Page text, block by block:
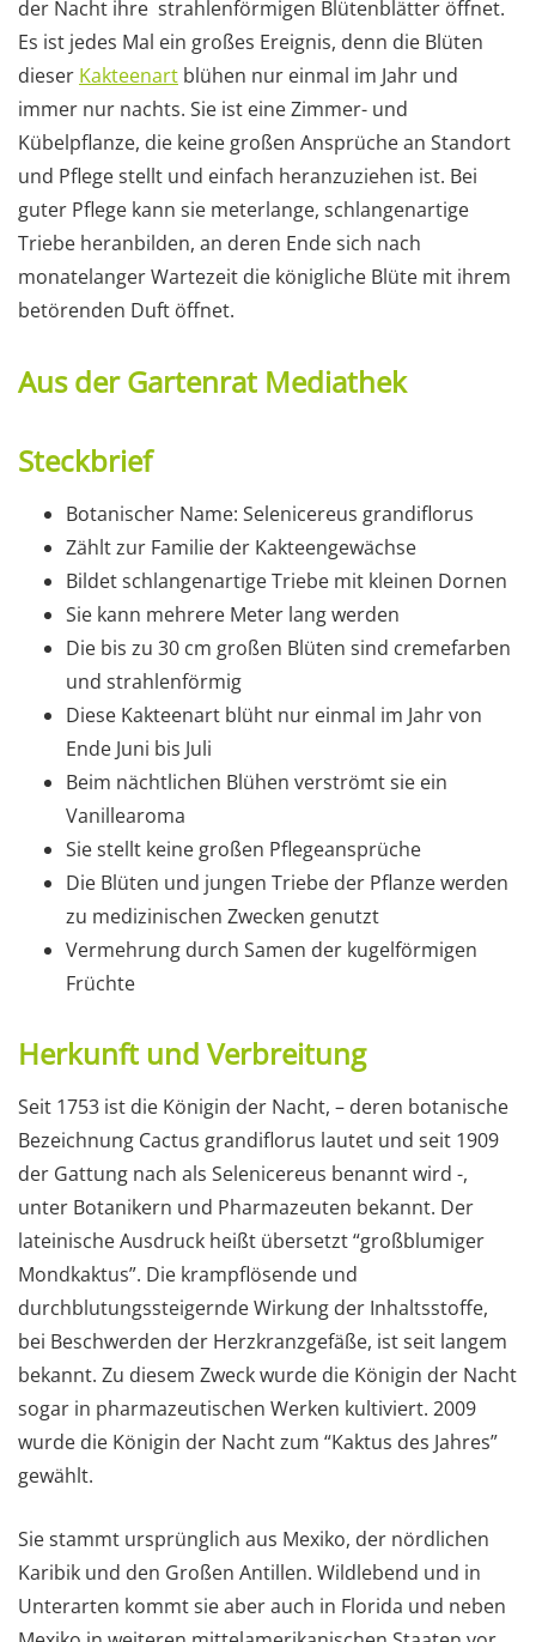
der Nacht ihre strahlenförmigen Blütenblätter öffnet.
Es ist jedes Mal ein großes Ereignis, denn die Blüten
dieser Kakteenart blühen nur einmal im Jahr und
immer nur nachts. Sie ist eine Zimmer- und
Kübelpflanze, die keine großen Ansprüche an Standort
und Pflege stellt und einfach heranzuziehen ist. Bei
guter Pflege kann sie meterlange, schlangenartige
Triebe heranbilden, an deren Ende sich nach
monatelanger Wartezeit die königliche Blüte mit ihrem
betörenden Duft öffnet.
Aus der Gartenrat Mediathek
Steckbrief
Botanischer Name: Selenicereus grandiflorus
Zählt zur Familie der Kakteengewächse
Bildet schlangenartige Triebe mit kleinen Dornen
Sie kann mehrere Meter lang werden
Die bis zu 30 cm großen Blüten sind cremefarben
und strahlenförmig
Diese Kakteenart blüht nur einmal im Jahr von
Ende Juni bis Juli
Beim nächtlichen Blühen verströmt sie ein
Vanillearoma
Sie stellt keine großen Pflegeansprüche
Die Blüten und jungen Triebe der Pflanze werden
zu medizinischen Zwecken genutzt
Vermehrung durch Samen der kugelförmigen
Früchte
Herkunft und Verbreitung
Seit 1753 ist die Königin der Nacht, – deren botanische
Bezeichnung Cactus grandiflorus lautet und seit 1909
der Gattung nach als Selenicereus benannt wird -,
unter Botanikern und Pharmazeuten bekannt. Der
lateinische Ausdruck heißt übersetzt “großblumiger
Mondkaktus”. Die krampflösende und
durchblutungssteigernde Wirkung der Inhaltsstoffe,
bei Beschwerden der Herzkranzgefäße, ist seit langem
bekannt. Zu diesem Zweck wurde die Königin der Nacht
sogar in pharmazeutischen Werken kultiviert. 2009
wurde die Königin der Nacht zum “Kaktus des Jahres”
gewählt.
Sie stammt ursprünglich aus Mexiko, der nördlichen
Karibik und den Großen Antillen. Wildlebend und in
Unterarten kommt sie aber auch in Florida und neben